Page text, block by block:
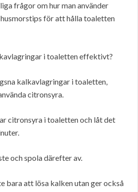
frågor om hur man använder
för att hålla toaletten
i toaletten effektivt?
kalkavlagringar i toaletten,
citronsyra.
citronsyra i toaletten och låt det
och spola därefter av.
bara att lösa kalken utan ger också